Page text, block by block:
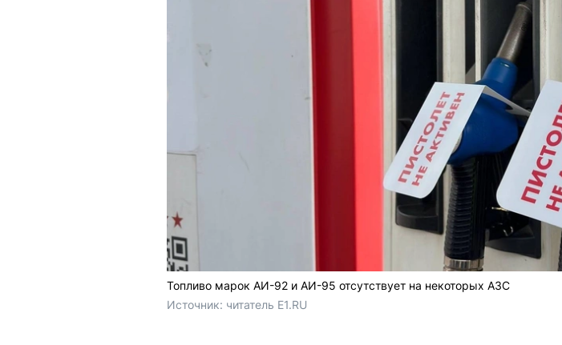
Топливо марок АИ-92 и АИ-95 отсутствует на некоторых АЗС
Источник: читатель E1.RU